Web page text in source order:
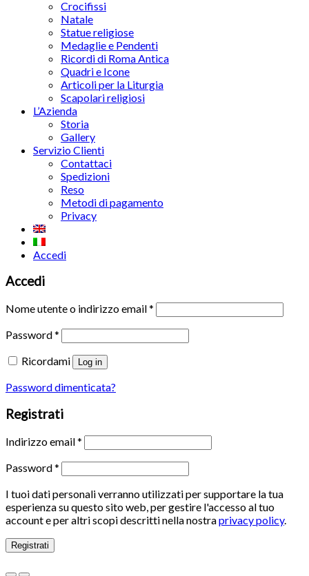
Crocifissi
Natale
Statue religiose
Medaglie e Pendenti
Ricordi di Roma Antica
Quadri e Icone
Articoli per la Liturgia
Scapolari religiosi
L’Azienda
Storia
Gallery
Servizio Clienti
Contattaci
Spedizioni
Reso
Metodi di pagamento
Privacy
Accedi
Accedi
Nome utente o indirizzo email*
Password*
Ricordami
Log in
Password dimenticata?
Registrati
Indirizzo email*
Password*
I tuoi dati personali verranno utilizzati per supportare la tua
esperienza su questo sito web, per gestire l'accesso al tuo
account e per altri scopi descritti nella nostraprivacy policy.
Registrati